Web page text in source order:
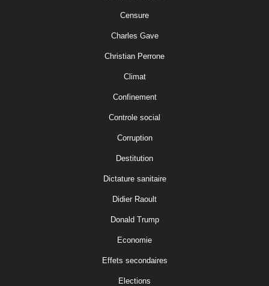
Censure
Charles Gave
Christian Perrone
Climat
Confinement
Controle social
Corruption
Destitution
Dictature sanitaire
Didier Raoult
Donald Trump
Economie
Effets secondaires
Elections